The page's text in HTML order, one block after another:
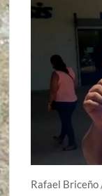
Rafael